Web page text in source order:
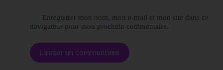
Enregistrer mon nom, mon e-mail et mon site dans ce
navigateur pour mon prochain commentaire.
Laisser un commentaire